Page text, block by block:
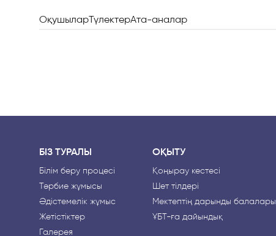
ОқушыларТүлектерАта-аналар
БІЗ ТУРАЛЫ
Білім беру процесі
Тәрбие жұмысы
Әдістемелік жұмыс
Жетістіктер
Галерея
ОҚЫТУ
Қоңырау кестесі
Шет тілдері
Мектептің дарынды балалары
ҰБТ-ға дайындық